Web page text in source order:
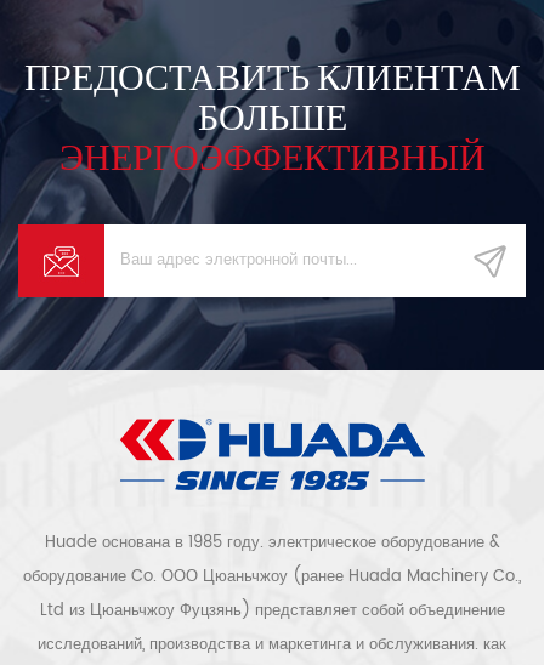
ПРЕДОСТАВИТЬ КЛИЕНТАМ
БОЛЬШЕ
ЭНЕРГОЭФФЕКТИВНЫЙ
Huade основана в 1985 году. электрическое оборудование &
оборудование Co. ООО Цюаньчжоу (ранее Huada Machinery Co.,
Ltd из Цюаньчжоу Фуцзянь) представляет собой объединение
исследований, производства и маркетинга и обслуживания. как